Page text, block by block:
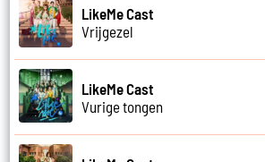
LikeMe Cast
Vrijgezel
LikeMe Cast
Vurige tongen